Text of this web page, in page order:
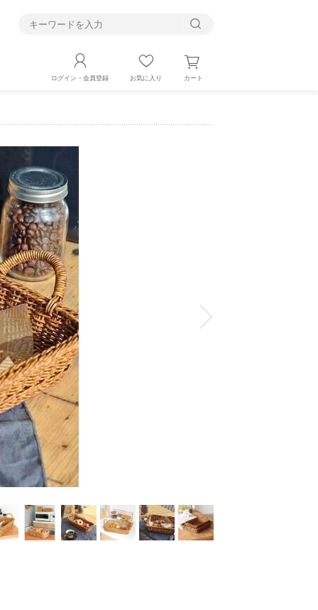
ログイン・会員登録 お気に入り カート